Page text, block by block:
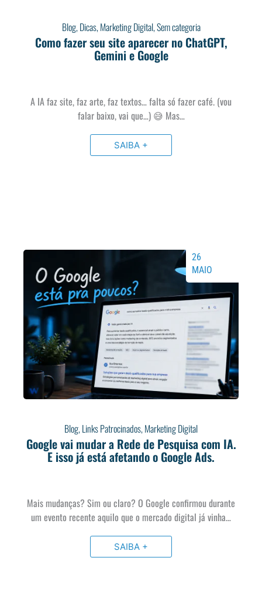
Blog,Dicas,Marketing Digital,Sem categoria
Como fazer seu site aparecer no ChatGPT,
Gemini e Google
A IA faz site, faz arte, faz textos… falta só fazer café. (vou
falar baixo, vai que…) 😅 Mas…
SAIBA +
Blog,Links Patrocinados,Marketing Digital
Google vai mudar a Rede de Pesquisa com IA.
E isso já está afetando o Google Ads.
26
MAIO
Mais mudanças? Sim ou claro? O Google confirmou durante
um evento recente aquilo que o mercado digital já vinha…
SAIBA +